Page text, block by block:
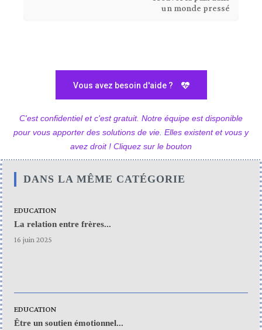
un monde pressé
Vous avez besoin d'aide ?
C'est confidentiel et c'est gratuit. Notre équipe est disponible
pour vous apporter des solutions de vie. Elles existent et vous y
avez droit ! Cliquez sur le bouton
DANS LA MÊME CATÉGORIE
EDUCATION
La relation entre frères...
16 juin 2025
EDUCATION
Être un soutien émotionnel...